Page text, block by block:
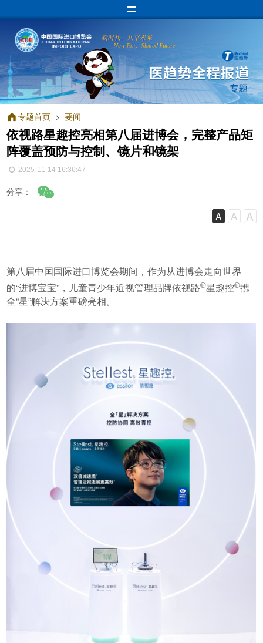
专题首页 > 要闻
依视路星趣控亮相第八届进博会，完整产品矩
阵覆盖预防与控制、镜片和镜架
2025-11-14 16:36:47
分享：
A A A
第八届中国国际进口博览会期间，作为从进博会走向世界
的“进博宝宝”，儿童青少年近视管理品牌依视路®星趣控®携
全“星”解决方案重磅亮相。